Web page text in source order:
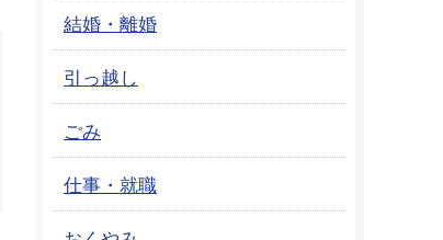
結婚・離婚
引っ越し
ごみ
仕事・就職